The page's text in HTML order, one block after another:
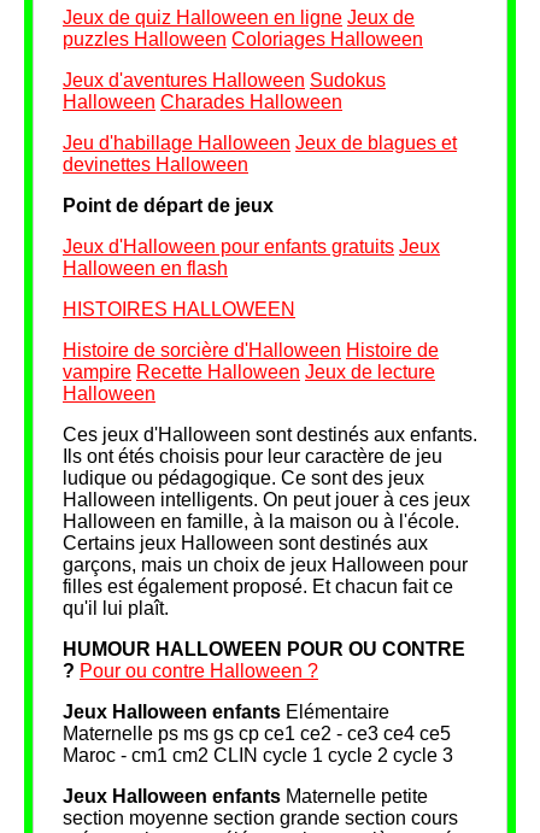
Jeux de quiz Halloween en ligne Jeux de
puzzles Halloween Coloriages Halloween
Jeux d'aventures Halloween Sudokus
Halloween Charades Halloween
Jeu d'habillage Halloween Jeux de blagues et
devinettes Halloween
Point de départ de jeux
Jeux d'Halloween pour enfants gratuits Jeux
Halloween en flash
HISTOIRES HALLOWEEN
Histoire de sorcière d'Halloween Histoire de
vampire Recette Halloween Jeux de lecture
Halloween
Ces jeux d'Halloween sont destinés aux enfants.
Ils ont étés choisis pour leur caractère de jeu
ludique ou pédagogique. Ce sont des jeux
Halloween intelligents. On peut jouer à ces jeux
Halloween en famille, à la maison ou à l'école.
Certains jeux Halloween sont destinés aux
garçons, mais un choix de jeux Halloween pour
filles est également proposé. Et chacun fait ce
qu'il lui plaît.
HUMOUR HALLOWEEN POUR OU CONTRE
? Pour ou contre Halloween ?
Jeux Halloween enfants Elémentaire
Maternelle ps ms gs cp ce1 ce2 - ce3 ce4 ce5
Maroc - cm1 cm2 CLIN cycle 1 cycle 2 cycle 3
Jeux Halloween enfants Maternelle petite
section moyenne section grande section cours